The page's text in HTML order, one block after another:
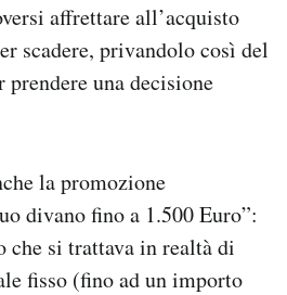
affrettare all’acquisto
scadere, privandolo così del
prendere una decisione
la promozione
divano fino a 1.500 Euro”:
che si trattava in realtà di
fisso (fino ad un importo